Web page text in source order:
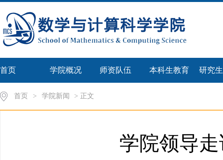
首页 学院概况 师资队伍 本科生教育 研究
首页 > 学院新闻 > 正文
学院领导